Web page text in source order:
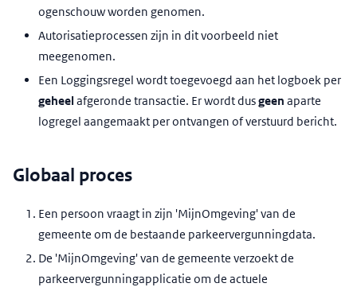
ogenschouw worden genomen.
Autorisatieprocessen zijn in dit voorbeeld niet
meegenomen.
Een Loggingsregel wordt toegevoegd aan het logboek per
geheel afgeronde transactie. Er wordt dusgeen aparte
logregel aangemaakt per ontvangen of verstuurd bericht.
Globaal proces
Een persoon vraagt in zijn 'MijnOmgeving' van de
gemeente om de bestaande parkeervergunningdata.
De 'MijnOmgeving' van de gemeente verzoekt de
parkeervergunningapplicatie om de actuele